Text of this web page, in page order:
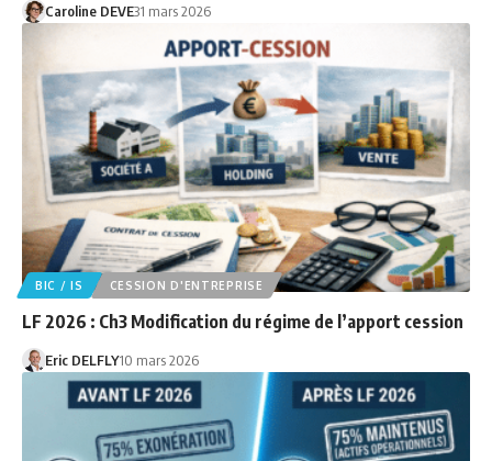
Caroline DEVE31 mars 2026
BIC / IS CESSION D'ENTREPRISE
LF 2026 : Ch3 Modification du régime de l’apport cession
Eric DELFLY10 mars 2026